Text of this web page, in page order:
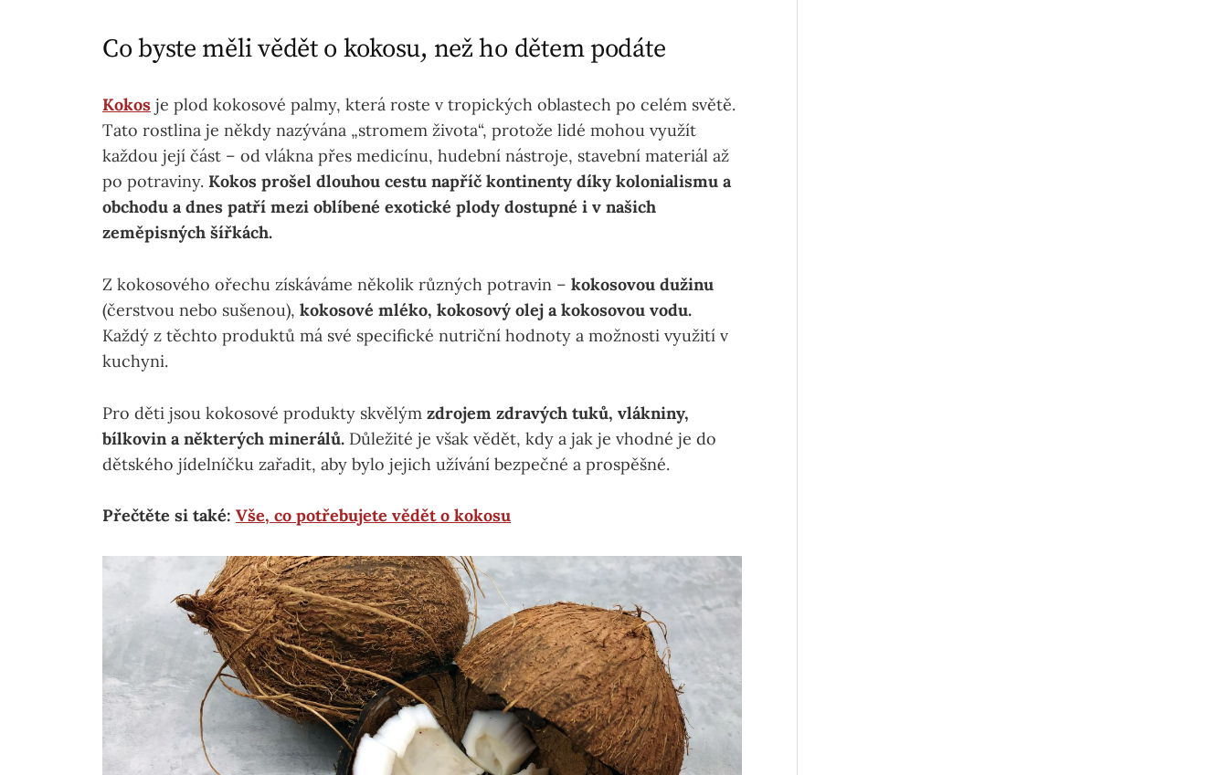
Co byste měli vědět o kokosu, než ho dětem podáte
Kokos je plod kokosové palmy, která roste v tropických oblastech po celém světě.
Tato rostlina je někdy nazývána „stromem života“, protože lidé mohou využít
každou její část – od vlákna přes medicínu, hudební nástroje, stavební materiál až
po potraviny. Kokos prošel dlouhou cestu napříč kontinenty díky kolonialismu a
obchodu a dnes patří mezi oblíbené exotické plody dostupné i v našich
zeměpisných šířkách.
Z kokosového ořechu získáváme několik různých potravin – kokosovou dužinu
(čerstvou nebo sušenou), kokosové mléko, kokosový olej a kokosovou vodu.
Každý z těchto produktů má své specifické nutriční hodnoty a možnosti využití v
kuchyni.
Pro děti jsou kokosové produkty skvělým zdrojem zdravých tuků, vlákniny,
bílkovin a některých minerálů. Důležité je však vědět, kdy a jak je vhodné je do
dětského jídelníčku zařadit, aby bylo jejich užívání bezpečné a prospěšné.
Přečtěte si také: Vše, co potřebujete vědět o kokosu